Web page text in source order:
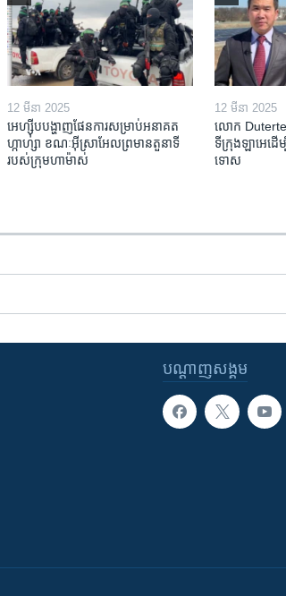
12 មីនា 2025
អេហ្ស៊ីប​បង្ហាញ​ផែនការ​សម្រាប់​អនាគត​
ហ្កាហ្សា ខណៈ​អ៊ីស្រាអែល​ព្រមាន​តួនាទី​
របស់​ក្រុម​ហាម៉ាស់
12 មីនា 2025
លោក Duterte
ទីក្រុងឡាអេ​ដ
ទោស
បណ្តាញ​សង្គម